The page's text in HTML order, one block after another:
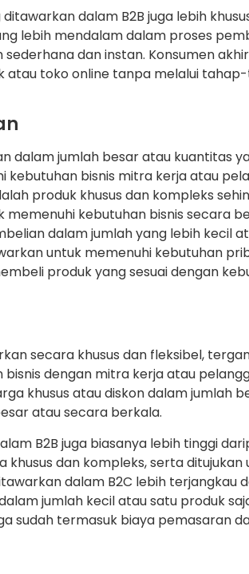
dalam B2B juga lebih
lebih mendalam dalam proses
dan instan. Konsumen
atau toko online tanpa melalui
dalam jumlah besar atau kuantitas
kebutuhan bisnis mitra kerja atau
produk khusus dan kompleks
kebutuhan bisnis secara
dalam jumlah yang lebih kecil
untuk memenuhi kebutuhan
produk yang sesuai dengan
secara khusus dan fleksibel,
dengan mitra kerja atau
khusus atau diskon dalam jumlah
atau secara berkala.
B2B juga biasanya lebih tinggi
khusus dan kompleks, serta ditujukan
dalam B2C lebih terjangkau
jumlah kecil atau satu produk
sudah termasuk biaya pemasaran